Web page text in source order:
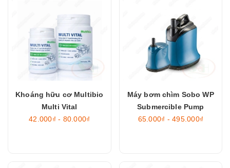
Khoáng hữu cơ Multibio
Multi Vital
42.000₫ - 80.000₫
Máy bơm chìm Sobo WP
Submercible Pump
65.000₫ - 495.000₫